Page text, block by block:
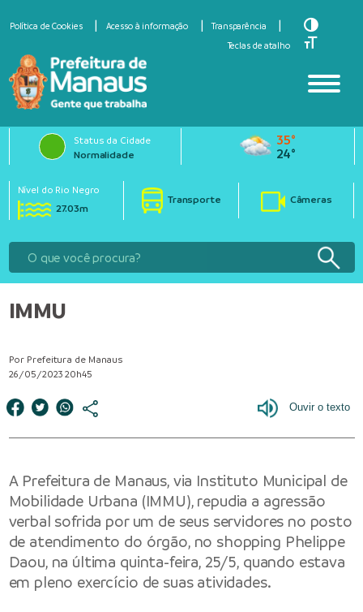
Política de Cookies Acesso à informação
Transparência
Teclas de atalho
Toggle
Toggle
Status da Cidade
Normalidade
35°
24°
Nível do Rio Negro
27.03m
Transporte Câmeras
IMMU
Por Prefeitura de Manaus
26/05/2023 20h45
A Prefeitura de Manaus, via Instituto Municipal de
Mobilidade Urbana (IMMU), repudia a agressão
verbal sofrida por um de seus servidores no posto
de atendimento do órgão, no shopping Phelippe
Daou, na última quinta-feira, 25/5, quando estava
em pleno exercício de suas atividades.